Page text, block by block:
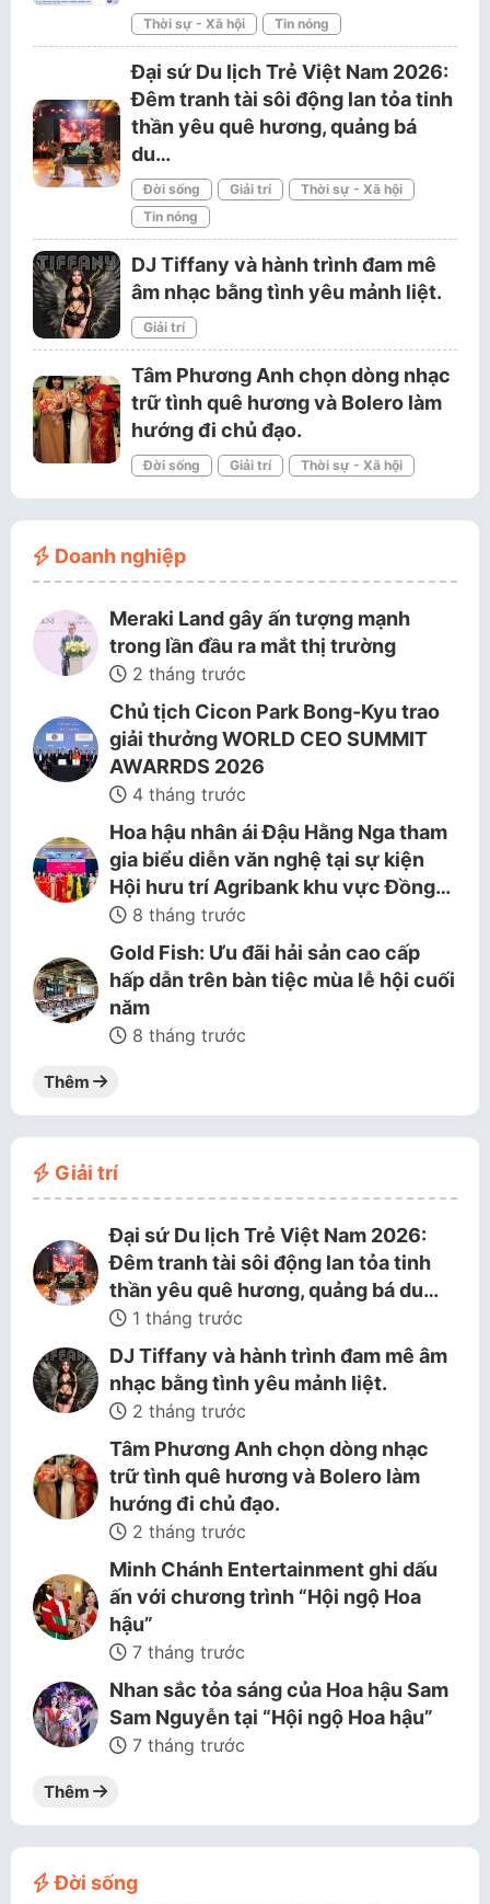
Thời sự - Xã hội Tin nóng
Đại sứ Du lịch Trẻ Việt Nam 2026:
Đêm tranh tài sôi động lan tỏa tinh
thần yêu quê hương, quảng bá
du…
Đời sống Giải trí
Thời sự - Xã hội
Tin nóng
DJ Tiffany và hành trình đam mê
âm nhạc bằng tình yêu mảnh liệt.
Giải trí
Tâm Phương Anh chọn dòng nhạc
trữ tình quê hương và Bolero làm
hướng đi chủ đạo.
Đời sống Giải trí Thời sự - Xã hội
Doanh nghiệp
Meraki Land gây ấn tượng mạnh
trong lần đầu ra mắt thị trường
2 tháng trước
Chủ tịch Cicon Park Bong-Kyu trao
giải thưởng WORLD CEO SUMMIT
AWARRDS 2026
4 tháng trước
Hoa hậu nhân ái Đậu Hằng Nga tham
gia biểu diễn văn nghệ tại sự kiện
Hội hưu trí Agribank khu vực Đồng…
8 tháng trước
Gold Fish: Ưu đãi hải sản cao cấp
hấp dẫn trên bàn tiệc mùa lễ hội cuối
năm
8 tháng trước
Thêm
Giải trí
Đại sứ Du lịch Trẻ Việt Nam 2026:
Đêm tranh tài sôi động lan tỏa tinh
thần yêu quê hương, quảng bá du…
1 tháng trước
DJ Tiffany và hành trình đam mê âm
nhạc bằng tình yêu mảnh liệt.
2 tháng trước
Tâm Phương Anh chọn dòng nhạc
trữ tình quê hương và Bolero làm
hướng đi chủ đạo.
2 tháng trước
Minh Chánh Entertainment ghi dấu
ấn với chương trình “Hội ngộ Hoa
hậu”
7 tháng trước
Nhan sắc tỏa sáng của Hoa hậu Sam
Sam Nguyễn tại “Hội ngộ Hoa hậu”
7 tháng trước
Thêm
Đời sống